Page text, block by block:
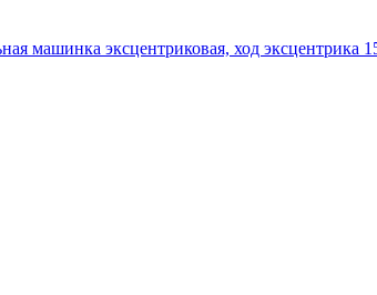
машинка эксцентриковая, ход эксцентрика